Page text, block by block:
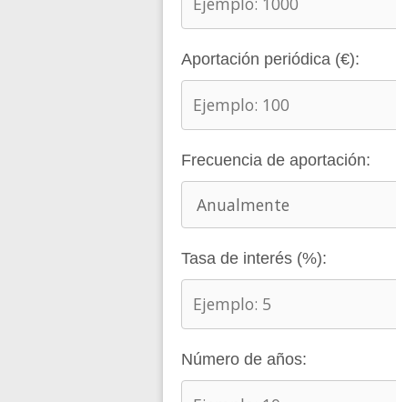
Aportación periódica (€):
Frecuencia de aportación:
Tasa de interés (%):
Número de años: